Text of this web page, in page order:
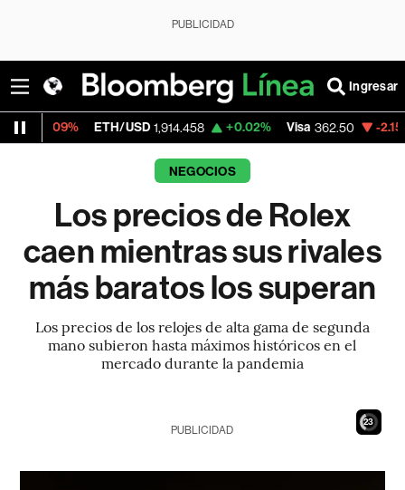
PUBLICIDAD
Ingresar
ETH/USD 1,914.458 +0.02% Visa 362.50 -2.15%
NEGOCIOS
Los precios de Rolex
caen mientras sus rivales
más baratos los superan
Los precios de los relojes de alta gama de segunda
mano subieron hasta máximos históricos en el
mercado durante la pandemia
21
PUBLICIDAD